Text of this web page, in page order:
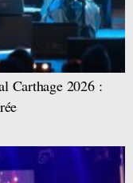
Carthage 2026 :